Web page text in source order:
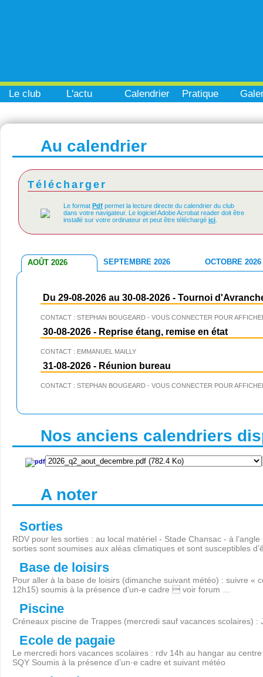
Le club L'actu Calendrier Pratique
Au calendrier
Télécharger
Le format Pdf permet la lecture directe du calendrier du club
dans votre navigateur. Le logiciel Adobe Acrobat reader doit être
installé sur votre ordinateur et peut être téléchargé ici
AOÛT 2026 SEPTEMBRE 2026 OCTOBRE 2026
Du 29-08-2026 au 30-08-2026 - Tournoi
CONTACT : STEPHAN BOUGEARD - VOUS CONNECTER POUR
30-08-2026 - Reprise étang, remise en état
CONTACT : EMMANUEL MAILLY
31-08-2026 - Réunion bureau
CONTACT : STEPHAN BOUGEARD - VOUS CONNECTER POUR
Nos anciens calendriers
A noter
Sorties
RDV pour les sorties : au local matériel - Stade Chansac - à
sorties sont soumises aux aléas climatiques et sont susceptibles
Base de loisirs
Pour aller à la base de loisirs (dimanche suivant météo) : suivre
12h15) soumis à la présence d’un-e cadre  voir forum …
Piscine
Créneaux piscine de Trappes (mercredi sauf vacances scolaires)
Ecole de pagaie
Le mercredi hors vacances scolaires : rdv 14h au hangar au
SQY Soumis à la présence d’un·e cadre et suivant météo